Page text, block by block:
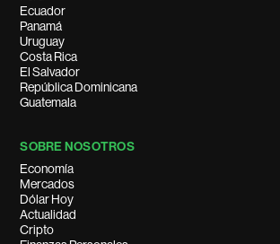
Ecuador
Panamá
Uruguay
Costa Rica
El Salvador
República Dominicana
Guatemala
SOBRE NOSOTROS
Economía
Mercados
Dólar Hoy
Actualidad
Cripto